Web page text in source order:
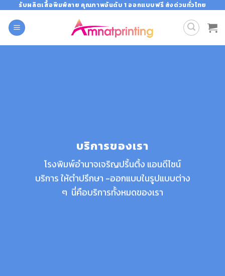
content
รับผลิตเสื้อพิมพ์ลาย คุณภาพอันดับ 1 ออกแบบฟรี ส่งด่วนทั่วไทย
บริการของเรา
โรงพิมพ์อำนาจเจริญปริ้นติ้ง แอนดีไซน์
บริการ ให้ตำปรึกษา -ออกแบบในรูปแบบต่าง
ๆ นี่คือบริการทั้งหมดของเรา